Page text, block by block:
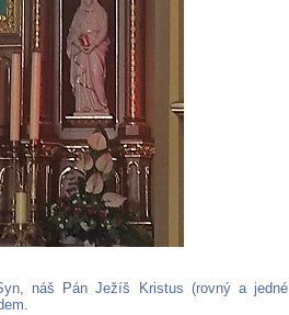
náš Pán Ježíš Kristus (rovný a jedné